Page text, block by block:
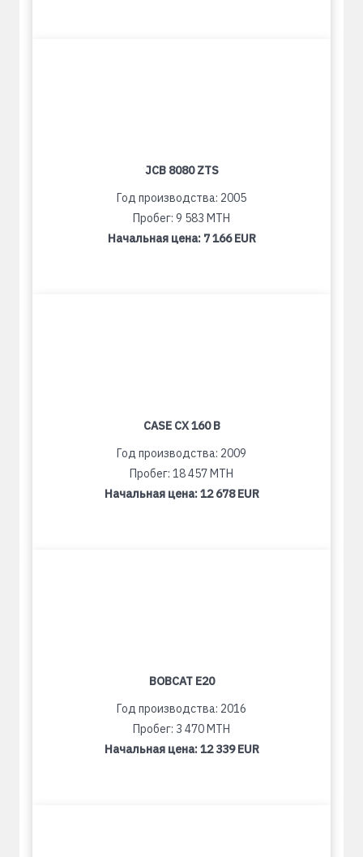
JCB 8080 ZTS
Год производства: 2005
Пробег: 9 583 MTH
Начальная цена: 7 166 EUR
CASE CX 160 B
Год производства: 2009
Пробег: 18 457 MTH
Начальная цена:12 678 EUR
BOBCAT E20
Год производства: 2016
Пробег: 3 470 MTH
Начальная цена:12 339 EUR